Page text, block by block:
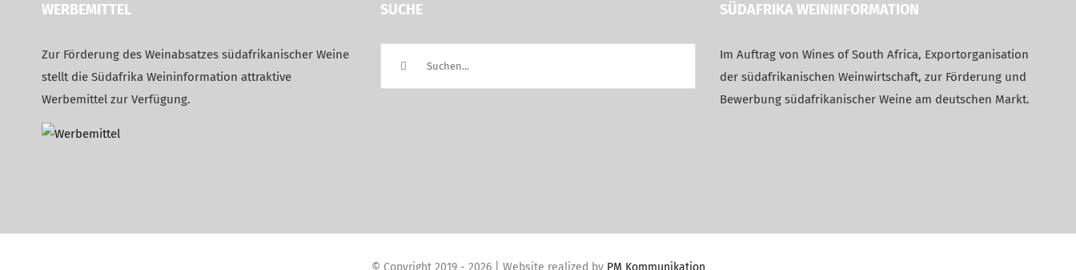
WERBEMITTEL
Zur Förderung des Weinabsatzes südafrikanischer Weine
stellt die Südafrika Weininformation attraktive
Werbemittel zur Verfügung.
SUCHE SÜDAFRIKA WEININFORMATION
Im Auftrag von Wines of South Africa, Exportorganisation
der südafrikanischen Weinwirtschaft, zur Förderung und
Bewerbung südafrikanischer Weine am deutschen Markt.
© Copyright 2019 - 2026 | Website realized by PM Kommunikation